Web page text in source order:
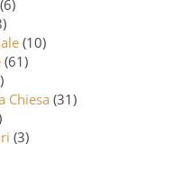
(6)
(10)
(61)
Chiesa (31)
(3)